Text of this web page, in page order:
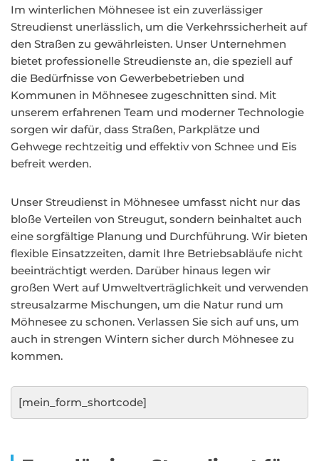
Im winterlichen Möhnesee ist ein zuverlässiger
Streudienst unerlässlich, um die Verkehrssicherheit auf
den Straßen zu gewährleisten. Unser Unternehmen
bietet professionelle Streudienste an, die speziell auf
die Bedürfnisse von Gewerbebetrieben und
Kommunen in Möhnesee zugeschnitten sind. Mit
unserem erfahrenen Team und moderner Technologie
sorgen wir dafür, dass Straßen, Parkplätze und
Gehwege rechtzeitig und effektiv von Schnee und Eis
befreit werden.
Unser Streudienst in Möhnesee umfasst nicht nur das
bloße Verteilen von Streugut, sondern beinhaltet auch
eine sorgfältige Planung und Durchführung. Wir bieten
flexible Einsatzzeiten, damit Ihre Betriebsabläufe nicht
beeinträchtigt werden. Darüber hinaus legen wir
großen Wert auf Umweltverträglichkeit und verwenden
streusalzarme Mischungen, um die Natur rund um
Möhnesee zu schonen. Verlassen Sie sich auf uns, um
auch in strengen Wintern sicher durch Möhnesee zu
kommen.
[mein_form_shortcode]